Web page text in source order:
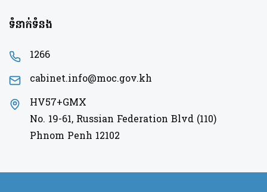
ទំនាក់ទំនង
1266
cabinet.info@moc.gov.kh
HV57+GMX
No. 19-61, Russian Federation Blvd (110)
Phnom Penh 12102